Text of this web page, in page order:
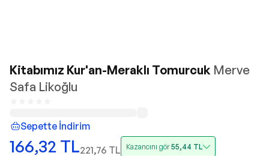
Kitabımız Kur'an-Meraklı Tomurcuk Merve
Safa Likoğlu
Sepette İndirim
166,32 TL221,76 TL Kazancını gör55,44 TL